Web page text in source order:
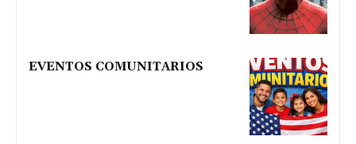
EVENTOS COMUNITARIOS